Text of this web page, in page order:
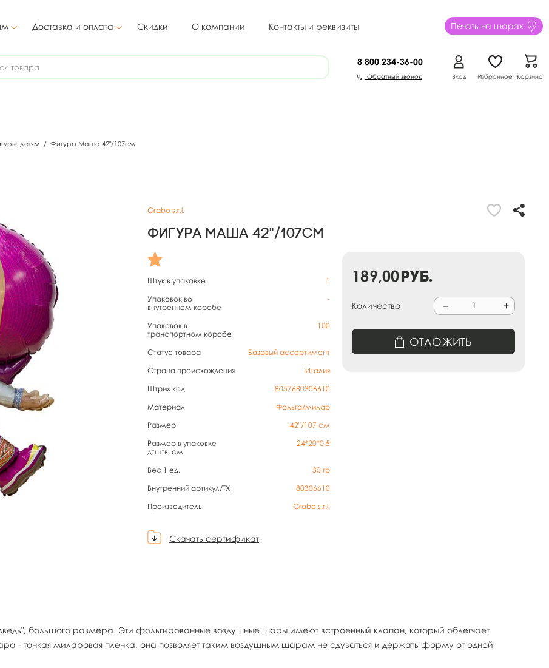
Доставка и оплата Скидки О компании Контакты и реквизиты Печать на шарах
8 800 234-36-00
Обратный звонок Вход Избранное Корзина
детям / Фигура Маша 42"/107см
Grabo s.r.l.
Фигура Маша 42"/107см
Штук в упаковке
1
Упаковок во
внутреннем коробе
-
Упаковок в
транспортном коробе
100
Статус товара
Базовый ассортимент
Страна происхождения
Италия
Штрих код
8057680306610
Материал
Фольга/милар
Размер
42"/107 см
Размер в упаковке
д*ш*в, см
24*20*0,5
Вес 1 ед. 30 гр
Внутренний артикул/TX
80306610
Производитель
Grabo s.r.l.
Скачать сертификат
189,00руб.
Количество
ОТЛОЖИТЬ
большого размера. Эти фольгированные воздушные шары имеют встроенный клапан, который облегчает
- тонкая миларовая пленка, она позволяет таким воздушным шарам не сдуваться и держать форму от одной